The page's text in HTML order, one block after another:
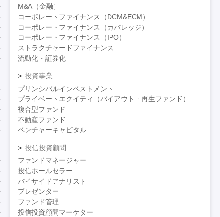
M&A（金融）
コーポレートファイナンス（DCM&ECM）
コーポレートファイナンス（カバレッジ）
コーポレートファイナンス（IPO）
ストラクチャードファイナンス
流動化・証券化
投資事業
プリンシパルインベストメント
プライベートエクイティ（バイアウト・再生ファンド）
複合型ファンド
不動産ファンド
ベンチャーキャピタル
投信投資顧問
ファンドマネージャー
投信ホールセラー
バイサイドアナリスト
プレゼンター
ファンド管理
投信投資顧問マーケター